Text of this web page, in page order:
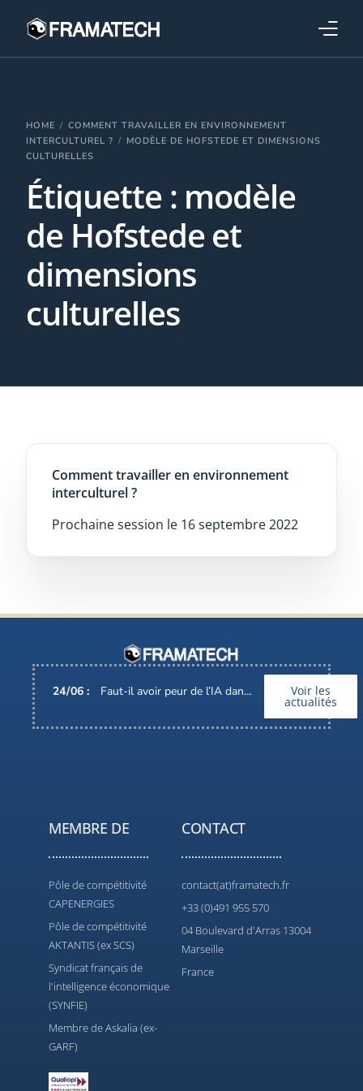
HOME
COMMENT TRAVAILLER EN ENVIRONNEMENT
INTERCULTUREL ?
MODÈLE DE HOFSTEDE ET DIMENSIONS
CULTURELLES
Étiquette : modèle
de Hofstede et
dimensions
culturelles
Comment travailler en environnement
interculturel ?
Prochaine session le 16 septembre 2022
24/06 : Faut-il avoir peur de l’IA dans nos métiers ? Voir les
actualités
MEMBRE DE
Pôle de compétitivité
CAPENERGIES
Pôle de compétitivité
AKTANTIS (ex SCS)
Syndicat français de
l'intelligence économique
(SYNFIE)
Membre de Askalia (ex-
GARF)
CONTACT
contact(at)framatech.fr
+33 (0)491 955 570
04 Boulevard d'Arras 13004
Marseille
France
Formations
Stratégies industrielles